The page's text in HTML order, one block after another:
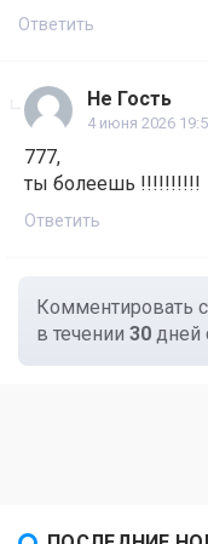
Ответить
Не Гость
4 июня 2026
777,
ты болеешь !!!!!!!!!!
Ответить
Комментировать
в течении 30 дней